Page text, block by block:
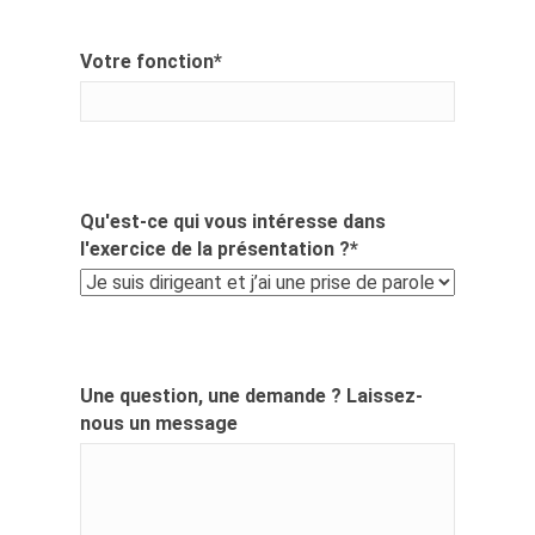
Votre fonction*
Qu'est-ce qui vous intéresse dans
l'exercice de la présentation ?*
Une question, une demande ? Laissez-
nous un message